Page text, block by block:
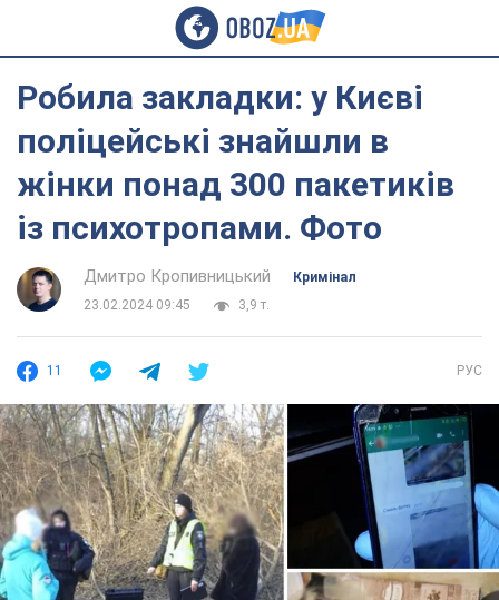
Робила закладки: у Києві
поліцейські знайшли в
жінки понад 300 пакетиків
із психотропами. Фото
Дмитро Кропивницький
Кримінал
23.02.2024 09:45
3,9 т.
11 РУС